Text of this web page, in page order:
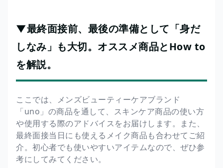
▼最終面接前、最後の準備として「身だ
しなみ」も大切。オススメ商品とHow to
を解説。
ここでは、メンズビューティーケアブランド
「uno」の商品を通して、スキンケア商品の使い方
や使用する際のアドバイスをお届けします。また、
最終面接当日にも使えるメイク商品も合わせてご紹
介。初心者でも使いやすいアイテムなので、ぜひ参
考にしてみてください。